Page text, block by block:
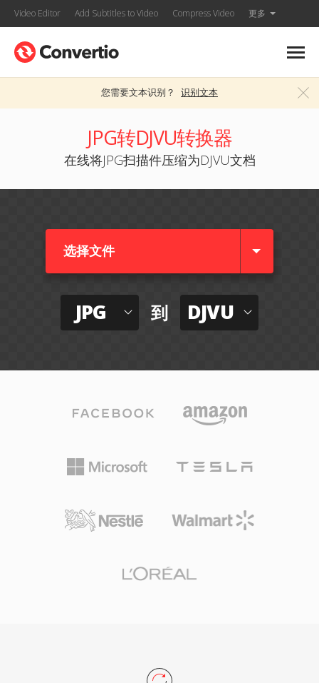
Video Editor Add Subtitles to Video Compress Video 更多
您需要文本识别？ 识别文本
JPG转DJVU转换器
在线将JPG扫描件压缩为DJVU文档
选择文件
JPG 到 DJVU